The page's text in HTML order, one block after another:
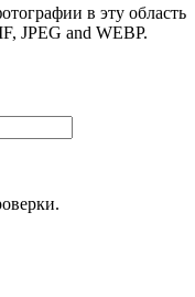
в эту область
JPEG and WEBP.